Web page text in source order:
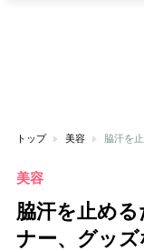
トップ 美容
美容
脇汗を止め
ナー、グッズ